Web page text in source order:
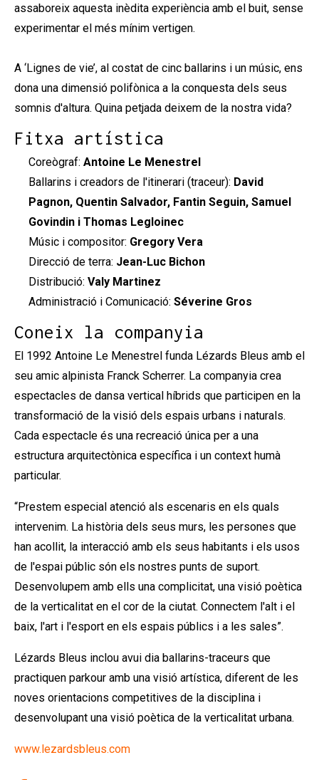
assaboreix aquesta inèdita experiència amb el buit, sense
experimentar el més mínim vertigen.
A ‘Lignes de vie’, al costat de cinc ballarins i un músic, ens
dona una dimensió polifònica a la conquesta dels seus
somnis d'altura. Quina petjada deixem de la nostra vida?
Fitxa artística
Coreògraf: Antoine Le Menestrel
Ballarins i creadors de l'itinerari (traceur): David
Pagnon, Quentin Salvador, Fantin Seguin, Samuel
Govindin i Thomas Legloinec
Músic i compositor: Gregory Vera
Direcció de terra: Jean-Luc Bichon
Distribució: Valy Martinez
Administració i Comunicació: Séverine Gros
Coneix la companyia
El 1992 Antoine Le Menestrel funda Lézards Bleus amb el
seu amic alpinista Franck Scherrer. La companyia crea
espectacles de dansa vertical híbrids que participen en la
transformació de la visió dels espais urbans i naturals.
Cada espectacle és una recreació única per a una
estructura arquitectònica específica i un context humà
particular.
“Prestem especial atenció als escenaris en els quals
intervenim. La història dels seus murs, les persones que
han acollit, la interacció amb els seus habitants i els usos
de l'espai públic són els nostres punts de suport.
Desenvolupem amb ells una complicitat, una visió poètica
de la verticalitat en el cor de la ciutat. Connectem l'alt i el
baix, l'art i l'esport en els espais públics i a les sales”.
Lézards Bleus inclou avui dia ballarins-traceurs que
practiquen parkour amb una visió artística, diferent de les
noves orientacions competitives de la disciplina i
desenvolupant una visió poètica de la verticalitat urbana.
www.lezardsbleus.com